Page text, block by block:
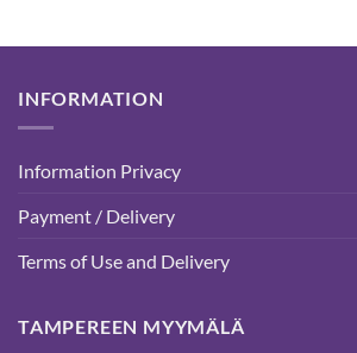
INFORMATION
Information Privacy
Payment / Delivery
Terms of Use and Delivery
TAMPEREEN MYYMÄLÄ